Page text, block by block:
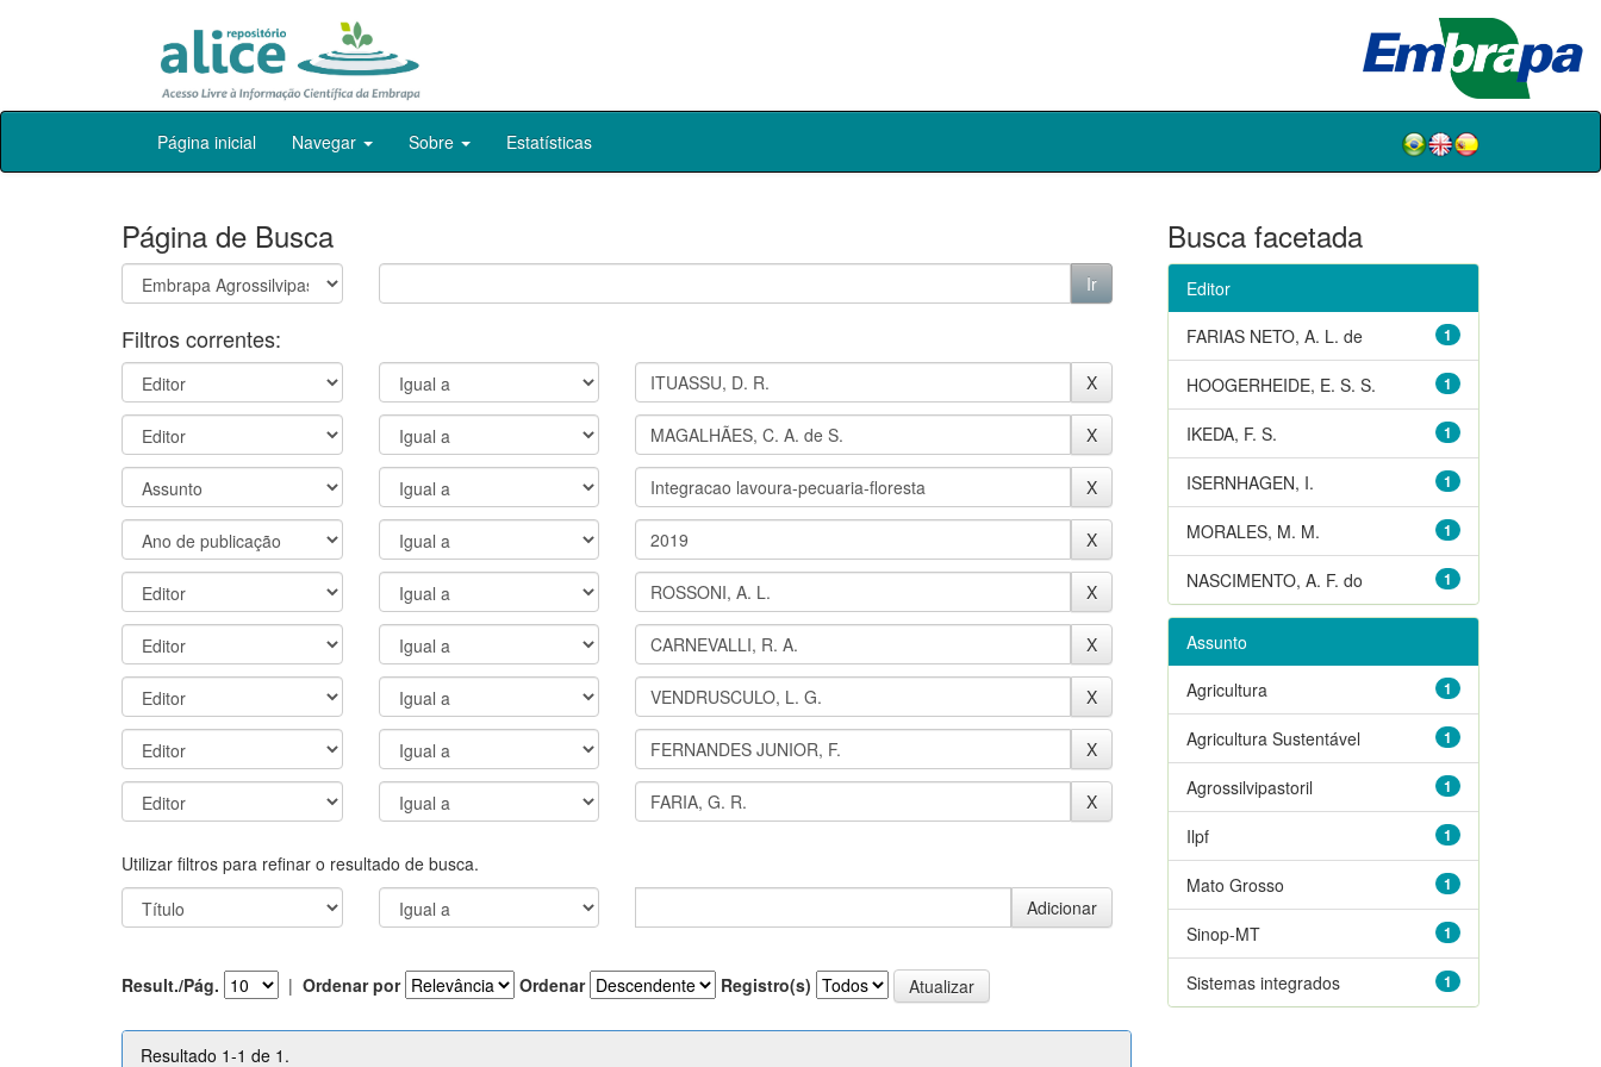
Skip
Página inicial Navegar Sobre Estatísticas
Página de Busca
Filtros correntes:
Utilizar filtros para refinar o resultado de busca.
Result./Pág. | Ordenar por Ordenar Registro(s)
Resultado 1-1 de 1.
Busca facetada
Editor
1
FARIAS NETO, A. L. de
1
HOOGERHEIDE, E. S. S.
1
IKEDA, F. S.
1
ISERNHAGEN, I.
1
MORALES, M. M.
1
NASCIMENTO, A. F. do
Assunto
1
Agricultura
1
Agricultura Sustentável
1
Agrossilvipastoril
1
Ilpf
1
Mato Grosso
1
Sinop-MT
1
Sistemas integrados